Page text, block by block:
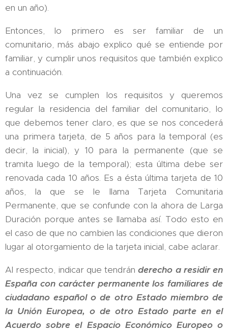
en un año).
Entonces, lo primero es ser familiar de un
comunitario, más abajo explico qué se entiende por
familiar, y cumplir unos requisitos que también explico
a continuación.
Una vez se cumplen los requisitos y queremos
regular la residencia del familiar del comunitario, lo
que debemos tener claro, es que se nos concederá
una primera tarjeta, de 5 años para la temporal (es
decir, la inicial), y 10 para la permanente (que se
tramita luego de la temporal); esta última debe ser
renovada cada 10 años. Es a ésta última tarjeta de 10
años, la que se le llama Tarjeta Comunitaria
Permanente, que se confunde con la ahora de Larga
Duración porque antes se llamaba así. Todo esto en
el caso de que no cambien las condiciones que dieron
lugar al otorgamiento de la tarjeta inicial, cabe aclarar.
Al respecto, indicar que tendrán derecho a residir en
España con carácter permanente los familiares de
ciudadano español o de otro Estado miembro de
la Unión Europea, o de otro Estado parte en el
Acuerdo sobre el Espacio Económico Europeo o